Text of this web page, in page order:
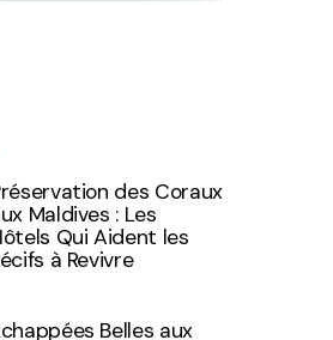
des Coraux
Maldives : Les
Qui Aident les
à Revivre
Belles aux